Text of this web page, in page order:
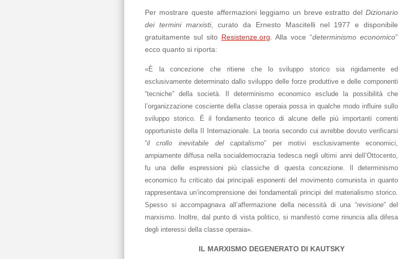
Per mostrare queste affermazioni leggiamo un breve estratto delDizionario
dei termini marxisti, curato da Ernesto Mascitelli nel 1977 e disponibile
gratuitamente sul sito Resistenze.org . Alla voce “determinismo economico”
ecco quanto si riporta:
«È la concezione che ritiene che lo sviluppo storico sia rigidamente ed
esclusivamente determinato dallo sviluppo delle forze produttive e delle componenti
“tecniche” della società. Il determinismo economico esclude la possibilità che
l’organizzazione cosciente della classe operaia possa in qualche modo influire sullo
sviluppo storico. È il fondamento teorico di alcune delle più importanti correnti
opportuniste della II Internazionale. La teoria secondo cui avrebbe dovuto verificarsi
“il crollo inevitabile del capitalismo” per motivi esclusivamente economici,
ampiamente diffusa nella socialdemocrazia tedesca negli ultimi anni dell’Ottocento,
fu una delle espressioni più classiche di questa concezione. Il determinismo
economico fu criticato dai principali esponenti del movimento comunista in quanto
rappresentava un’incomprensione dei fondamentali principi del materialismo storico.
Spesso si accompagnava all’affermazione della necessità di una “revisione” del
marxismo. Inoltre, dal punto di vista politico, si manifestò come rinuncia alla difesa
degli interessi della classe operaia».
IL MARXISMO DEGENERATO DI KAUTSKY